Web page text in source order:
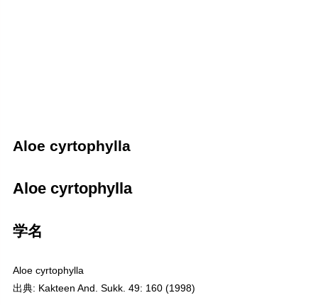
Aloe cyrtophylla
Aloe cyrtophylla
学名
Aloe cyrtophylla
出典: Kakteen And. Sukk. 49: 160 (1998)